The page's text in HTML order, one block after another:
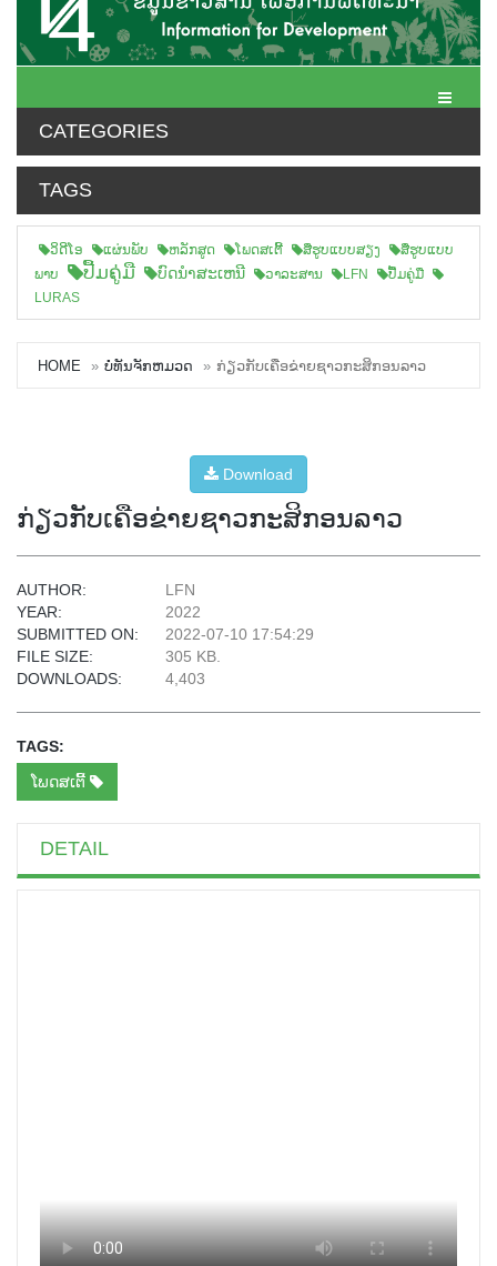
Toggle
CATEGORIES
TAGS
ວິດີໂອ ແຜ່ນພັບ ຫລັກສູດ ໂພດສເຕີ້ ສືຮູບແບບສຽງ
ສື່ຮູບແບບ
ພາບ
ປື້ມຄູ່ມື ບົດນຳສະເຫນີ ວາລະສານ LFN
ປື້ມຄູ່ມື
LURAS
HOME ບໍ່ທັນຈັກຫມວດ ກ່ຽວກັບເຄືອຂ່າຍຊາວກະສິກອນລາວ
Download
ກ່ຽວກັບເຄືອຂ່າຍຊາວກະສິກອນລາວ
AUTHOR:
LFN
YEAR:
2022
SUBMITTED ON:
2022-07-10 17:54:29
FILE SIZE:
305 KB.
DOWNLOADS:
4,403
TAGS:
ໂພດສເຕີ້
DETAIL